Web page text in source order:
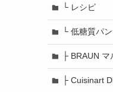
└ レシピ
└ 低糖質パン
├ BRAUN マ
├ Cuisinart